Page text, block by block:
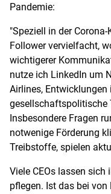
Pandemie:
"Speziell in der
Follower vervielfacht,
wichtigerer
nutze ich LinkedIn um
Airlines,
gesellschaftspolitische
Insbesondere Fragen
notwenige Förderung
Treibstoffe, spielen
Viele CEOs lassen
pflegen. Ist das bei